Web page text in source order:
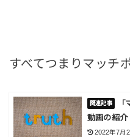
すべてつまりマッチ
動画の紹介
2022年7月